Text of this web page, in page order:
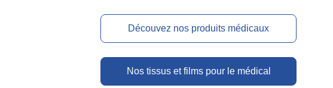
Découvez nos produits médicaux
Nos tissus et films pour le médical